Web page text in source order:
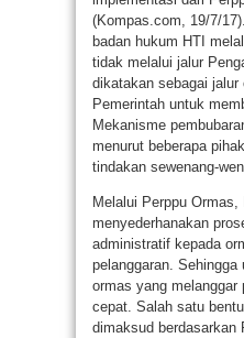
(Kompas.com, 19/7/
badan hukum HTI
tidak melalui jalur
dikatakan sebagai jalur
Pemerintah untuk
Mekanisme
menurut beberapa
tindakan sewenang-
Melalui Perppu Ormas,
menyederhanakan
administratif kepada
pelanggaran.
ormas yang melanggar
cepat. Salah satu
dimaksud berdasarkan